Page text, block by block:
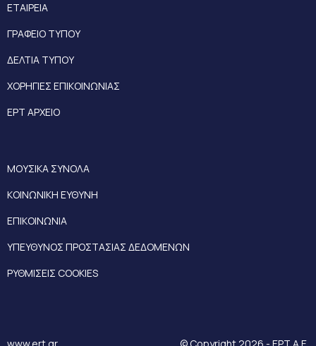
ΕΤΑΙΡΕΙΑ
ΓΡΑΦΕΙΟ ΤΥΠΟΥ
ΔΕΛΤΙΑ ΤΥΠΟΥ
ΧΟΡΗΓΙΕΣ ΕΠΙΚΟΙΝΩΝΙΑΣ
ΕΡΤ ΑΡΧΕΙΟ
ΜΟΥΣΙΚΑ ΣΥΝΟΛΑ
ΚΟΙΝΩΝΙΚΗ ΕΥΘΥΝΗ
ΕΠΙΚΟΙΝΩΝΙΑ
ΥΠΕΥΘΥΝΟΣ ΠΡΟΣΤΑΣΙΑΣ ΔΕΔΟΜΕΝΩΝ
ΡΥΘΜΙΣΕΙΣ COOKIES